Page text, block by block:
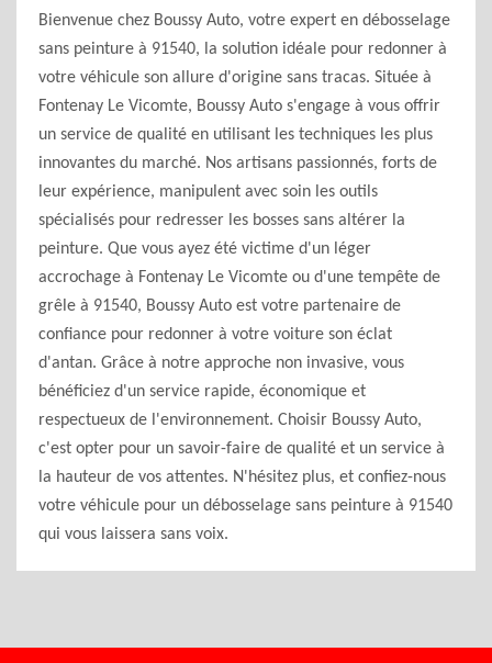
Bienvenue chez Boussy Auto, votre expert en débosselage
sans peinture à 91540, la solution idéale pour redonner à
votre véhicule son allure d'origine sans tracas. Située à
Fontenay Le Vicomte, Boussy Auto s'engage à vous offrir
un service de qualité en utilisant les techniques les plus
innovantes du marché. Nos artisans passionnés, forts de
leur expérience, manipulent avec soin les outils
spécialisés pour redresser les bosses sans altérer la
peinture. Que vous ayez été victime d'un léger
accrochage à Fontenay Le Vicomte ou d'une tempête de
grêle à 91540, Boussy Auto est votre partenaire de
confiance pour redonner à votre voiture son éclat
d'antan. Grâce à notre approche non invasive, vous
bénéficiez d'un service rapide, économique et
respectueux de l'environnement. Choisir Boussy Auto,
c'est opter pour un savoir-faire de qualité et un service à
la hauteur de vos attentes. N'hésitez plus, et confiez-nous
votre véhicule pour un débosselage sans peinture à 91540
qui vous laissera sans voix.